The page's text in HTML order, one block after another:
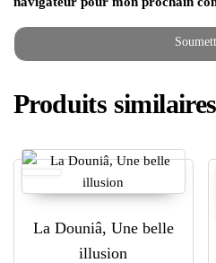
Produits similaires
La Douniâ, Une belle
illusion